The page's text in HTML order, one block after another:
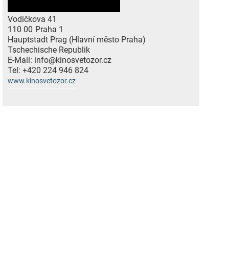
Vodičkova 41
110 00 Praha 1
Hauptstadt Prag (Hlavní město Praha)
Tschechische Republik
E-Mail: info@kinosvetozor.cz
Tel: +420 224 946 824
www.kinosvetozor.cz